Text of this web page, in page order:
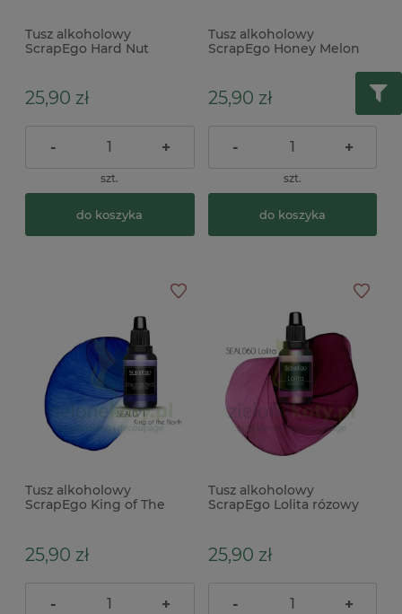
Tusz alkoholowy
ScrapEgo Hard Nut
25,90 zł
- +
szt.
do koszyka
Tusz alkoholowy
ScrapEgo Honey Melon
25,90 zł
- +
szt.
do koszyka
Tusz alkoholowy
ScrapEgo King of The
25,90 zł
- +
Tusz alkoholowy
ScrapEgo Lolita rózowy
25,90 zł
- +